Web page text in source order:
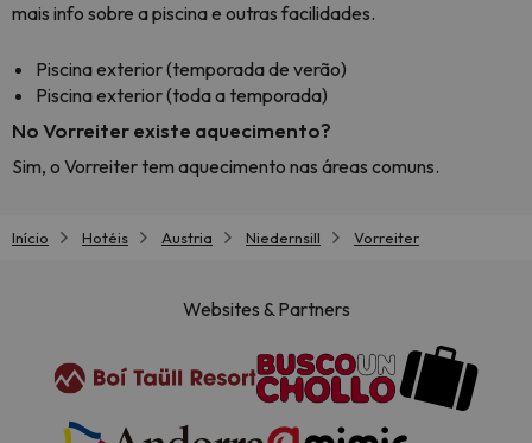
mais info sobre a piscina e outras facilidades.
Piscina exterior (temporada de verão)
Piscina exterior (toda a temporada)
No Vorreiter existe aquecimento?
Sim, o Vorreiter tem aquecimento nas áreas comuns.
Início Hotéis Austria Niedernsill Vorreiter
Websites & Partners